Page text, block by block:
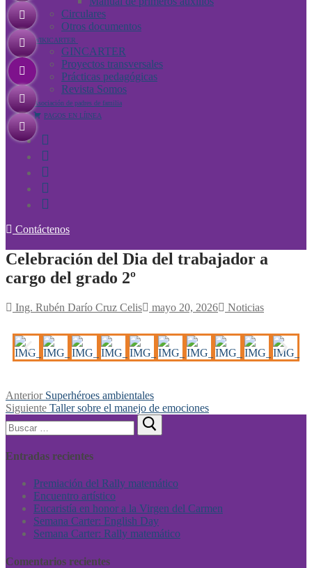
Circulares
Otros documentos
WIKICARTER
GINCARTER
Proyectos transversales
Prácticas pedagógicas
Revista Somos
Asociación de padres de familia
PAGOS EN LÍINEA
Contáctenos
Celebración del Dia del trabajador a
cargo del grado 2º
Ing. Rubén Darío Cruz Celis mayo 20, 2026 Noticias
Anterior Superhéroes ambientales
Siguiente Taller sobre el manejo de emociones
Entradas recientes
Premiación del Rally matemático
Encuentro artístico
Eucaristía en honor a la Virgen del Carmen
Semana Carter: English Day
Semana Carter: Rally matemático
Comentarios recientes